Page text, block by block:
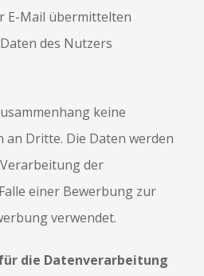
E-Mail übermittelten
des Nutzers
keine
an Dritte. Die Daten werden
der
einer Bewerbung zur
verwendet.
die Datenverarbeitung